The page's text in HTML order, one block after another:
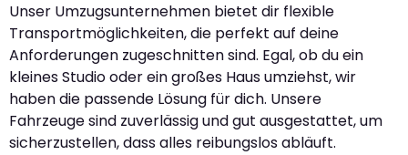
Unser Umzugsunternehmen bietet dir flexible
Transportmöglichkeiten, die perfekt auf deine
Anforderungen zugeschnitten sind. Egal, ob du ein
kleines Studio oder ein großes Haus umziehst, wir
haben die passende Lösung für dich. Unsere
Fahrzeuge sind zuverlässig und gut ausgestattet, um
sicherzustellen, dass alles reibungslos abläuft.